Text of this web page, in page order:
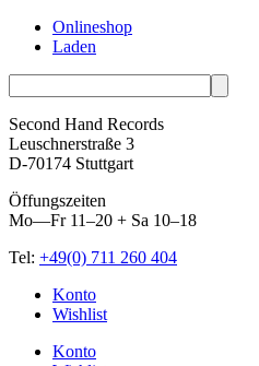
Onlineshop
Laden
Second Hand Records
Leuschnerstraße 3
D-70174 Stuttgart
Öffungszeiten
Mo—Fr 11–20 + Sa 10–18
Tel: +49(0) 711 260 404
Skip
Konto
Wishlist
Konto